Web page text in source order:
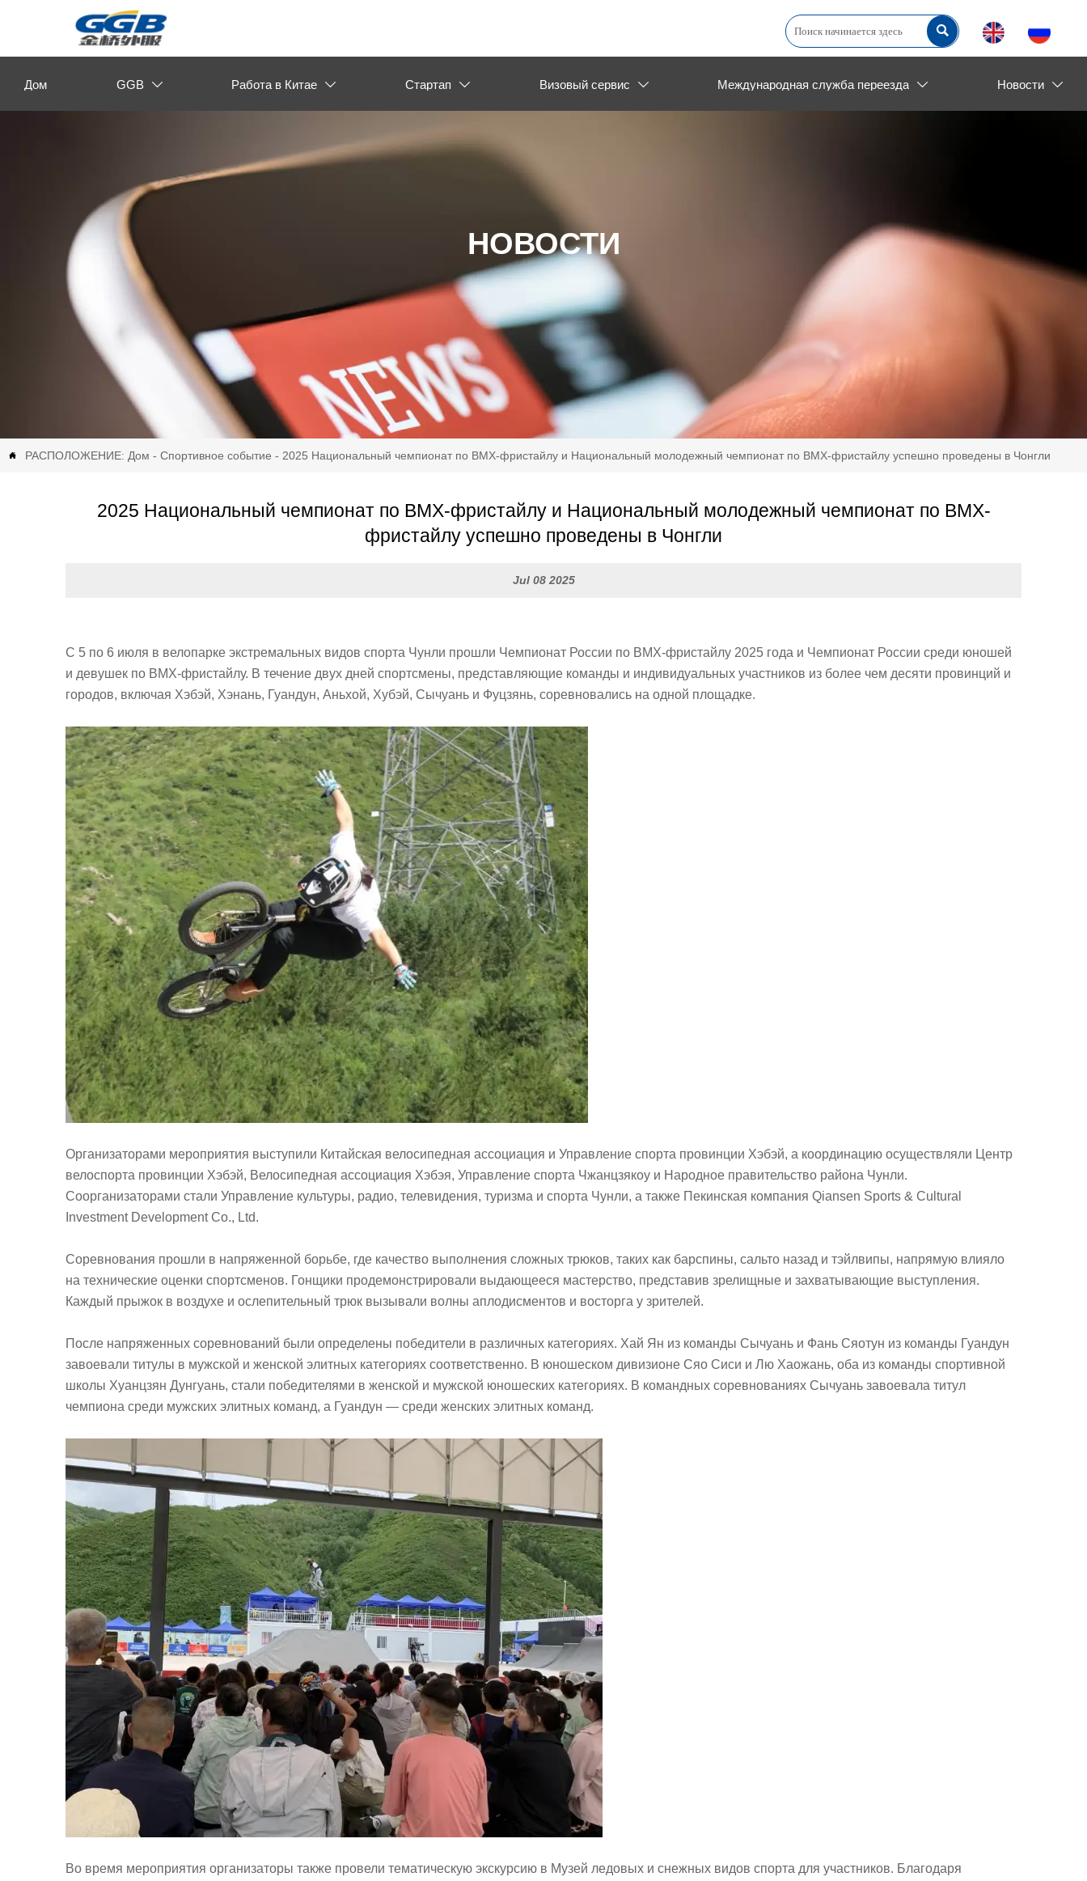

Дом GGB  Работа в Китае  Стартап  Визовый сервис  Международная служба переезда  Новости 
НОВОСТИ
 РАСПОЛОЖЕНИЕ: Дом - Спортивное событие - 2025 Национальный чемпионат по BMX-фристайлу и Национальный молодежный чемпионат по BMX-фристайлу успешно проведены в Чонгли
2025 Национальный чемпионат по BMX-фристайлу и Национальный молодежный чемпионат по BMX-
фристайлу успешно проведены в Чонгли
Jul 08 2025
С 5 по 6 июля в велопарке экстремальных видов спорта Чунли прошли Чемпионат России по BMX-фристайлу 2025 года и Чемпионат России среди юношей
и девушек по BMX-фристайлу. В течение двух дней спортсмены, представляющие команды и индивидуальных участников из более чем десяти провинций и
городов, включая Хэбэй, Хэнань, Гуандун, Аньхой, Хубэй, Сычуань и Фуцзянь, соревновались на одной площадке.
Организаторами мероприятия выступили Китайская велосипедная ассоциация и Управление спорта провинции Хэбэй, а координацию осуществляли Центр
велоспорта провинции Хэбэй, Велосипедная ассоциация Хэбэя, Управление спорта Чжанцзякоу и Народное правительство района Чунли.
Соорганизаторами стали Управление культуры, радио, телевидения, туризма и спорта Чунли, а также Пекинская компания Qiansen Sports & Cultural
Investment Development Co., Ltd.
Соревнования прошли в напряженной борьбе, где качество выполнения сложных трюков, таких как барспины, сальто назад и тэйлвипы, напрямую влияло
на технические оценки спортсменов. Гонщики продемонстрировали выдающееся мастерство, представив зрелищные и захватывающие выступления.
Каждый прыжок в воздухе и ослепительный трюк вызывали волны аплодисментов и восторга у зрителей.
После напряженных соревнований были определены победители в различных категориях. Хай Ян из команды Сычуань и Фань Сяотун из команды Гуандун
завоевали титулы в мужской и женской элитных категориях соответственно. В юношеском дивизионе Сяо Сиси и Лю Хаожань, оба из команды спортивной
школы Хуанцзян Дунгуань, стали победителями в женской и мужской юношеских категориях. В командных соревнованиях Сычуань завоевала титул
чемпиона среди мужских элитных команд, а Гуандун — среди женских элитных команд.
Во время мероприятия организаторы также провели тематическую экскурсию в Музей ледовых и снежных видов спорта для участников. Благодаря